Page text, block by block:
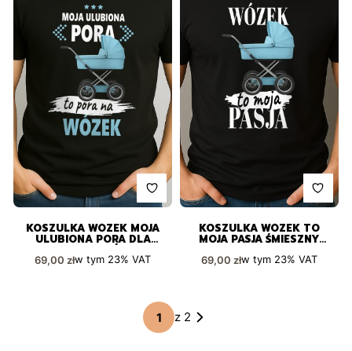
KOSZULKA WÓZEK MOJA
ULUBIONA PORA DLA
Cena brutto
69,00 złw tym 23%VAT
KOSZULKA WÓZEK TO
MOJA PASJA ŚMIESZNY
Cena brutto
69,00 złw tym 23% VAT
z 2